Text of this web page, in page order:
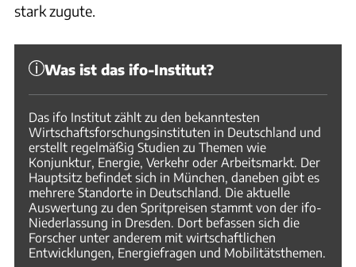
stark zugute.
Was ist das ifo-Institut?
Das ifo Institut zählt zu den bekanntesten
Wirtschaftsforschungsinstituten in Deutschland und
erstellt regelmäßig Studien zu Themen wie
Konjunktur, Energie, Verkehr oder Arbeitsmarkt. Der
Hauptsitz befindet sich in München, daneben gibt es
mehrere Standorte in Deutschland. Die aktuelle
Auswertung zu den Spritpreisen stammt von der ifo-
Niederlassung in Dresden. Dort befassen sich die
Forscher unter anderem mit wirtschaftlichen
Entwicklungen, Energiefragen und Mobilitätsthemen.